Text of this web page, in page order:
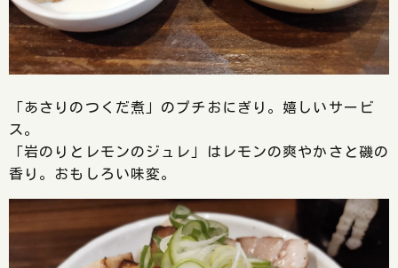
「あさりのつくだ煮」のプチおにぎり。嬉しいサービ
ス。
「岩のりとレモンのジュレ」はレモンの爽やかさと磯の
香り。おもしろい味変。